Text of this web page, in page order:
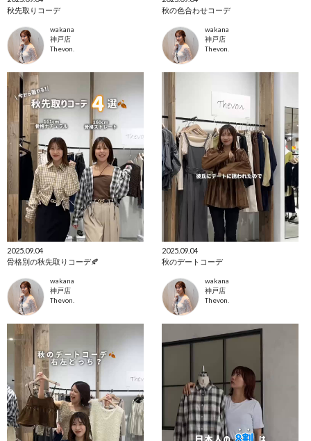
秋先取りコーデ
wakana
神戸店
Thevon.
秋の色合わせコーデ
wakana
神戸店
Thevon.
2025.09.04
骨格別の秋先取りコーデ🍂
wakana
神戸店
Thevon.
2025.09.04
秋のデートコーデ
wakana
神戸店
Thevon.